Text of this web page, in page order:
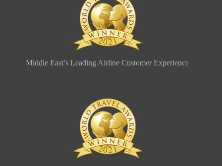
Middle East’s Leading Airline Customer Experience